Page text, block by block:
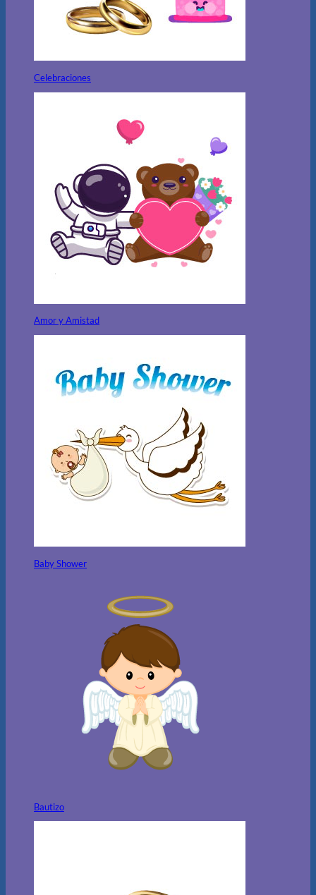
Celebraciones
Amor y Amistad
Baby Shower
Bautizo